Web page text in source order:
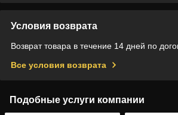
Условия возврата
Возврат товара в течение 14 дней по
Все условия возврата
Подобные услуги компании